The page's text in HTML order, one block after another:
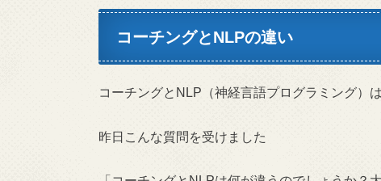
コーチングとNLPの違い
コーチングとNLP（神経言語プログラミング）
昨日こんな質問を受けました